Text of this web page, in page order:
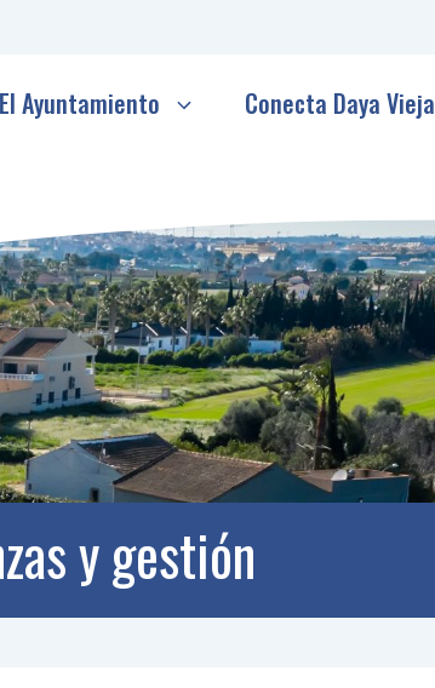
El Ayuntamiento Conecta Daya Vieja
y gestión